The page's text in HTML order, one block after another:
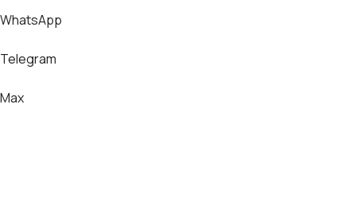
WhatsApp
Telegram
Max